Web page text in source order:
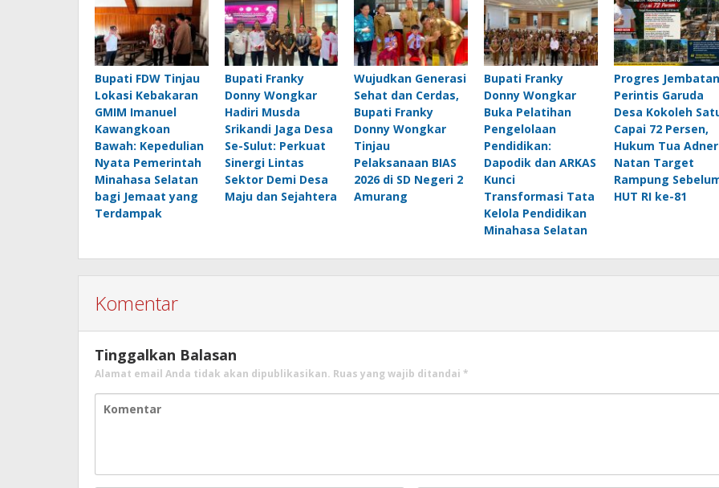
Bupati FDW Tinjau
Lokasi Kebakaran
GMIM Imanuel
Kawangkoan
Bawah: Kepedulian
Nyata Pemerintah
Minahasa Selatan
bagi Jemaat yang
Terdampak
Bupati Franky
Donny Wongkar
Hadiri Musda
Srikandi Jaga Desa
Se-Sulut: Perkuat
Sinergi Lintas
Sektor Demi Desa
Maju dan Sejahtera
Wujudkan Generasi
Sehat dan Cerdas,
Bupati Franky
Donny Wongkar
Tinjau
Pelaksanaan BIAS
2026 di SD Negeri 2
Amurang
Bupati Franky
Donny Wongkar
Buka Pelatihan
Pengelolaan
Pendidikan:
Dapodik dan ARKAS
Kunci
Transformasi Tata
Kelola Pendidikan
Minahasa Selatan
Progres Jembatan
Perintis Garuda
Desa Kokoleh
Capai 72 Persen,
Hukum Tua Adner
Natan Target
Rampung
HUT RI ke-81
Komentar
Tinggalkan Balasan
Alamat email Anda tidak akan dipublikasikan. Ruas yang wajib ditandai *